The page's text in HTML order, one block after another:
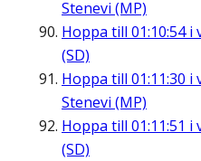
Stenevi (MP)
Hoppa till 01:10:54i
(SD)
Hoppa till 01:11:30 i
Stenevi (MP)
Hoppa till 01:11:51 i
(SD)